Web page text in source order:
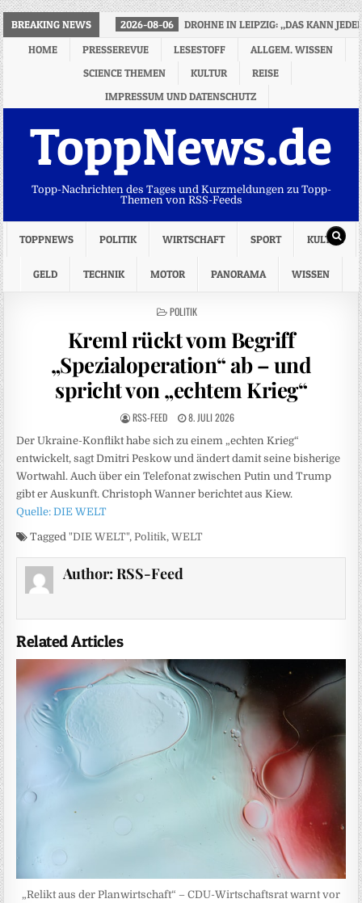
BREAKING NEWS 2026-08-06
DROHNE IN LEIPZIG: „DAS KANN
HOME
PRESSEREVUE LESESTOFF
ALLGEM. WISSEN
SCIENCE THEMEN
KULTUR
REISE
IMPRESSUM UND DATENSCHUTZ
ToppNews.de
Topp-Nachrichten des Tages und Kurzmeldungen zu Topp-
Themen von RSS-Feeds
TOPPNEWS POLITIK WIRTSCHAFT SPORT KULTUR
GELD TECHNIK MOTOR PANORAMA WISSEN
POSTED
POLITIK
Kreml rückt vom Begriff
„Spezialoperation“ ab – und
spricht von „echtem Krieg“
RSS-FEED 8. JULI 2026
Der Ukraine-Konflikt habe sich zu einem „echten Krieg“
entwickelt, sagt Dmitri Peskow und ändert damit seine bisherige
Wortwahl. Auch über ein Telefonat zwischen Putin und Trump
gibt er Auskunft. Christoph Wanner berichtet aus Kiew.
Quelle: DIE WELT
Tagged"DIE WELT",Politik,WELT
Author: RSS-Feed
Related Articles
„Relikt aus der Planwirtschaft“ – CDU-Wirtschaftsrat warnt vor